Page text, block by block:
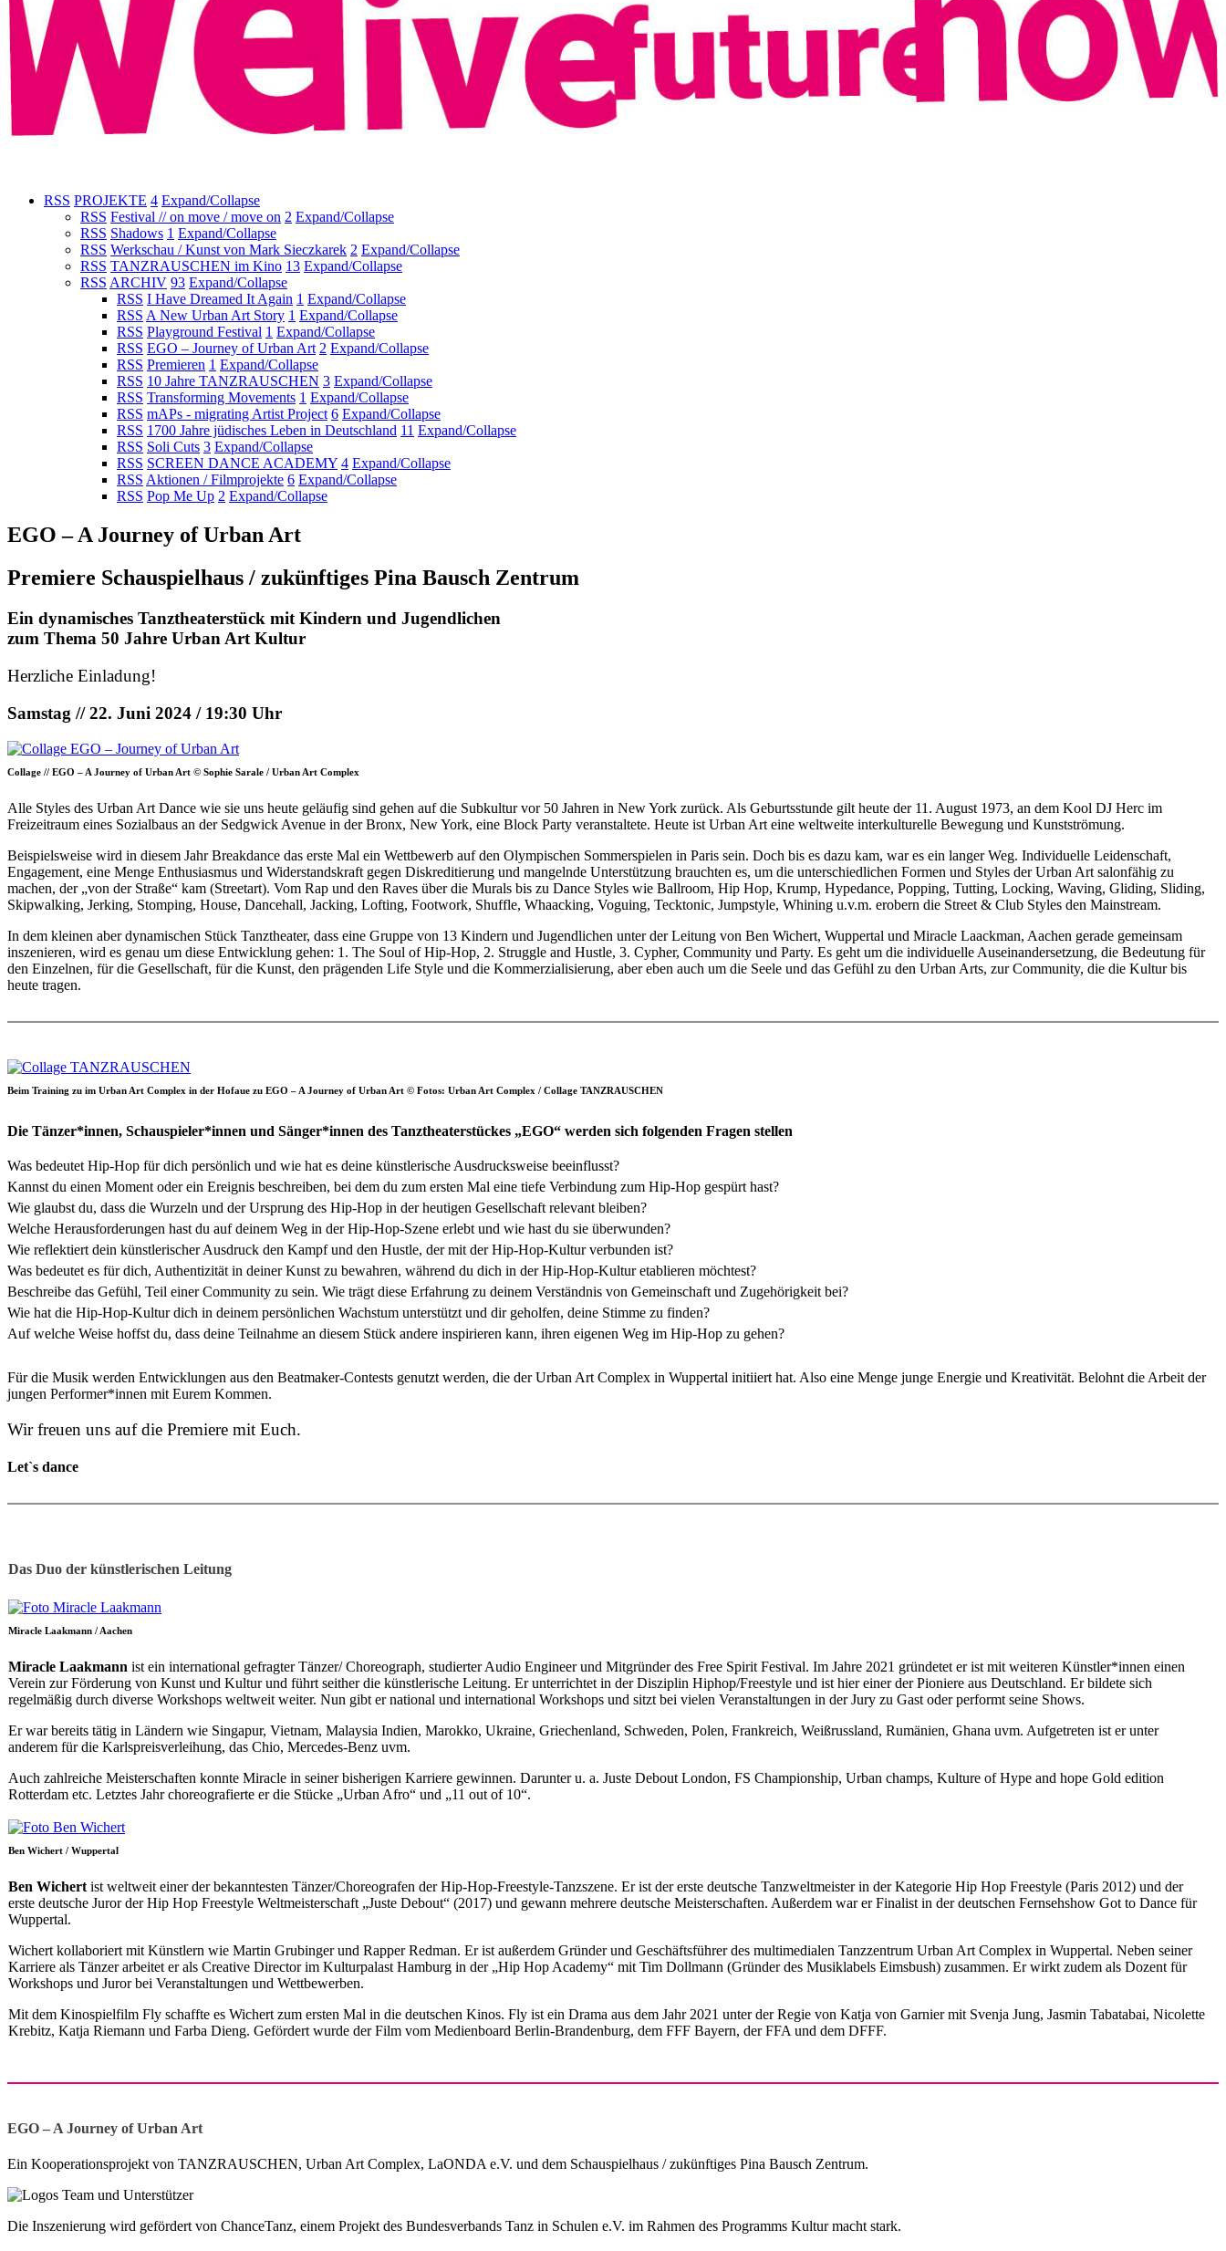
RSS PROJEKTE 4 Expand/Collapse
RSS Festival // on move / move on 2 Expand/Collapse
RSS Shadows 1 Expand/Collapse
RSS Werkschau / Kunst von Mark Sieczkarek 2 Expand/Collapse
RSS TANZRAUSCHEN im Kino 13 Expand/Collapse
RSS ARCHIV 93 Expand/Collapse
RSS I Have Dreamed It Again 1 Expand/Collapse
RSS A New Urban Art Story 1 Expand/Collapse
RSS Playground Festival 1 Expand/Collapse
RSS EGO – Journey of Urban Art 2 Expand/Collapse
RSS Premieren 1 Expand/Collapse
RSS 10 Jahre TANZRAUSCHEN 3 Expand/Collapse
RSS Transforming Movements 1 Expand/Collapse
RSS mAPs - migrating Artist Project 6 Expand/Collapse
RSS 1700 Jahre jüdisches Leben in Deutschland 11 Expand/Collapse
RSS Soli Cuts 3 Expand/Collapse
RSS SCREEN DANCE ACADEMY 4 Expand/Collapse
RSS Aktionen / Filmprojekte 6 Expand/Collapse
RSS Pop Me Up 2 Expand/Collapse
EGO – A Journey of Urban Art
Premiere Schauspielhaus / zukünftiges Pina Bausch Zentrum
Ein dynamisches Tanztheaterstück mit Kindern und Jugendlichen
zum Thema 50 Jahre Urban Art Kultur
Herzliche Einladung!
Samstag // 22. Juni 2024 / 19:30 Uhr
Collage // EGO – A Journey of Urban Art © Sophie Sarale / Urban Art Complex
Alle Styles des Urban Art Dance wie sie uns heute geläufig sind gehen auf die Subkultur vor 50 Jahren in New York zurück. Als Geburtsstunde gilt heute der 11. August 1973, an dem Kool DJ Herc im
Freizeitraum eines Sozialbaus an der Sedgwick Avenue in der Bronx, New York, eine Block Party veranstaltete. Heute ist Urban Art eine weltweite interkulturelle Bewegung und Kunstströmung.
Beispielsweise wird in diesem Jahr Breakdance das erste Mal ein Wettbewerb auf den Olympischen Sommerspielen in Paris sein. Doch bis es dazu kam, war es ein langer Weg. Individuelle Leidenschaft,
Engagement, eine Menge Enthusiasmus und Widerstandskraft gegen Diskreditierung und mangelnde Unterstützung brauchten es, um die unterschiedlichen Formen und Styles der Urban Art salonfähig zu
machen, der „von der Straße“ kam (Streetart). Vom Rap und den Raves über die Murals bis zu Dance Styles wie Ballroom, Hip Hop, Krump, Hypedance, Popping, Tutting, Locking, Waving, Gliding, Sliding,
Skipwalking, Jerking, Stomping, House, Dancehall, Jacking, Lofting, Footwork, Shuffle, Whaacking, Voguing, Tecktonic, Jumpstyle, Whining u.v.m. erobern die Street & Club Styles den Mainstream.
In dem kleinen aber dynamischen Stück Tanztheater, dass eine Gruppe von 13 Kindern und Jugendlichen unter der Leitung von Ben Wichert, Wuppertal und Miracle Laackman, Aachen gerade gemeinsam
inszenieren, wird es genau um diese Entwicklung gehen: 1. The Soul of Hip-Hop, 2. Struggle and Hustle, 3. Cypher, Community und Party. Es geht um die individuelle Auseinandersetzung, die Bedeutung für
den Einzelnen, für die Gesellschaft, für die Kunst, den prägenden Life Style und die Kommerzialisierung, aber eben auch um die Seele und das Gefühl zu den Urban Arts, zur Community, die die Kultur bis
heute tragen.
Beim Training zu im Urban Art Complex in der Hofaue zu EGO – A Journey of Urban Art © Fotos: Urban Art Complex / Collage TANZRAUSCHEN
Die Tänzer*innen, Schauspieler*innen und Sänger*innen des Tanztheaterstückes „EGO“ werden sich folgenden Fragen stellen
Was bedeutet Hip-Hop für dich persönlich und wie hat es deine künstlerische Ausdrucksweise beeinflusst?
Kannst du einen Moment oder ein Ereignis beschreiben, bei dem du zum ersten Mal eine tiefe Verbindung zum Hip-Hop gespürt hast?
Wie glaubst du, dass die Wurzeln und der Ursprung des Hip-Hop in der heutigen Gesellschaft relevant bleiben?
Welche Herausforderungen hast du auf deinem Weg in der Hip-Hop-Szene erlebt und wie hast du sie überwunden?
Wie reflektiert dein künstlerischer Ausdruck den Kampf und den Hustle, der mit der Hip-Hop-Kultur verbunden ist?
Was bedeutet es für dich, Authentizität in deiner Kunst zu bewahren, während du dich in der Hip-Hop-Kultur etablieren möchtest?
Beschreibe das Gefühl, Teil einer Community zu sein. Wie trägt diese Erfahrung zu deinem Verständnis von Gemeinschaft und Zugehörigkeit bei?
Wie hat die Hip-Hop-Kultur dich in deinem persönlichen Wachstum unterstützt und dir geholfen, deine Stimme zu finden?
Auf welche Weise hoffst du, dass deine Teilnahme an diesem Stück andere inspirieren kann, ihren eigenen Weg im Hip-Hop zu gehen?
Für die Musik werden Entwicklungen aus den Beatmaker-Contests genutzt werden, die der Urban Art Complex in Wuppertal initiiert hat. Also eine Menge junge Energie und Kreativität. Belohnt die Arbeit der
jungen Performer*innen mit Eurem Kommen.
Wir freuen uns auf die Premiere mit Euch.
Let`s dance
Das Duo der künstlerischen Leitung
Miracle Laakmann / Aachen
Miracle Laakmann ist ein international gefragter Tänzer/ Choreograph, studierter Audio Engineer und Mitgründer des Free Spirit Festival. Im Jahre 2021 gründetet er ist mit weiteren Künstler*innen einen
Verein zur Förderung von Kunst und Kultur und führt seither die künstlerische Leitung. Er unterrichtet in der Disziplin Hiphop/Freestyle und ist hier einer der Pioniere aus Deutschland. Er bildete sich
regelmäßig durch diverse Workshops weltweit weiter. Nun gibt er national und international Workshops und sitzt bei vielen Veranstaltungen in der Jury zu Gast oder performt seine Shows.
Er war bereits tätig in Ländern wie Singapur, Vietnam, Malaysia Indien, Marokko, Ukraine, Griechenland, Schweden, Polen, Frankreich, Weißrussland, Rumänien, Ghana uvm. Aufgetreten ist er unter
anderem für die Karlspreisverleihung, das Chio, Mercedes-Benz uvm.
Auch zahlreiche Meisterschaften konnte Miracle in seiner bisherigen Karriere gewinnen. Darunter u. a. Juste Debout London, FS Championship, Urban champs, Kulture of Hype and hope Gold edition
Rotterdam etc. Letztes Jahr choreografierte er die Stücke „Urban Afro“ und „11 out of 10“.
Ben Wichert / Wuppertal
Ben Wichert ist weltweit einer der bekanntesten Tänzer/Choreografen der Hip-Hop-Freestyle-Tanzszene. Er ist der erste deutsche Tanzweltmeister in der Kategorie Hip Hop Freestyle (Paris 2012) und der
erste deutsche Juror der Hip Hop Freestyle Weltmeisterschaft „Juste Debout“ (2017) und gewann mehrere deutsche Meisterschaften. Außerdem war er Finalist in der deutschen Fernsehshow Got to Dance für
Wuppertal.
Wichert kollaboriert mit Künstlern wie Martin Grubinger und Rapper Redman. Er ist außerdem Gründer und Geschäftsführer des multimedialen Tanzzentrum Urban Art Complex in Wuppertal. Neben seiner
Karriere als Tänzer arbeitet er als Creative Director im Kulturpalast Hamburg in der „Hip Hop Academy“ mit Tim Dollmann (Gründer des Musiklabels Eimsbush) zusammen. Er wirkt zudem als Dozent für
Workshops und Juror bei Veranstaltungen und Wettbewerben.
Mit dem Kinospielfilm Fly schaffte es Wichert zum ersten Mal in die deutschen Kinos. Fly ist ein Drama aus dem Jahr 2021 unter der Regie von Katja von Garnier mit Svenja Jung, Jasmin Tabatabai, Nicolette
Krebitz, Katja Riemann und Farba Dieng. Gefördert wurde der Film vom Medienboard Berlin-Brandenburg, dem FFF Bayern, der FFA und dem DFFF.
EGO – A Journey of Urban Art
Ein Kooperationsprojekt von TANZRAUSCHEN, Urban Art Complex, LaONDA e.V. und dem Schauspielhaus / zukünftiges Pina Bausch Zentrum.
Die Inszenierung wird gefördert von ChanceTanz, einem Projekt des Bundesverbands Tanz in Schulen e.V. im Rahmen des Programms Kultur macht stark.